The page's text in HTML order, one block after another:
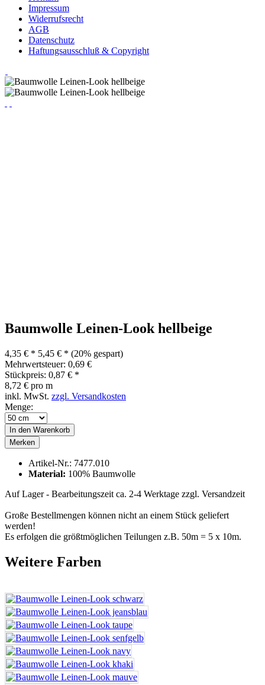
Impressum
Widerrufsrecht
AGB
Datenschutz
Haftungsausschluß & Copyright
Baumwolle Leinen-Look hellbeige
4,35 € * 5,45 € * (20% gespart)
Mehrwertsteuer: 0,69 €
Stückpreis: 0,87 € *
8,72 € pro m
inkl. MwSt. zzgl. Versandkosten
Menge:
In den Warenkorb
Merken
Artikel-Nr.: 7477.010
Material: 100% Baumwolle
Auf Lager - Bearbeitungszeit ca. 2-4 Werktage zzgl. Versandzeit
Große Bestellmengen können nicht an einem Stück geliefert
werden!
Es erfolgen die größtmöglichen Teilungen z.B. 50m = 5 x 10m.
Weitere Farben